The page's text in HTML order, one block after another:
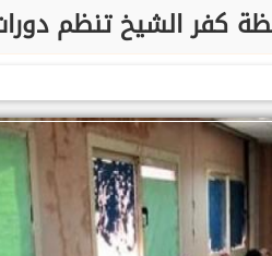
كفر الشيخ تنظم